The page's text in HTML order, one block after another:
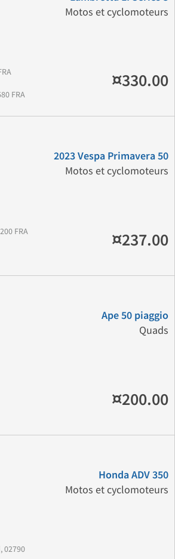
Motos et cyclomoteurs
FRA
¤330.00
2023 Vespa Primavera 50
Motos et cyclomoteurs
FRA ¤237.00
Ape 50 piaggio
Quads
¤200.00
Honda ADV 350
Motos et cyclomoteurs
02790